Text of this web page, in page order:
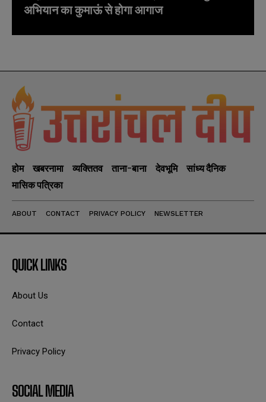
अभियान का कुमाऊं से होगा आगाज
होम खबरनामा व्यक्तितव ताना-बाना देवभूमि
सांध्य दैनिक
मासिक पत्रिका
ABOUT CONTACT PRIVACY POLICY NEWSLETTER
QUICK LINKS
About Us
Contact
Privacy Policy
SOCIAL MEDIA